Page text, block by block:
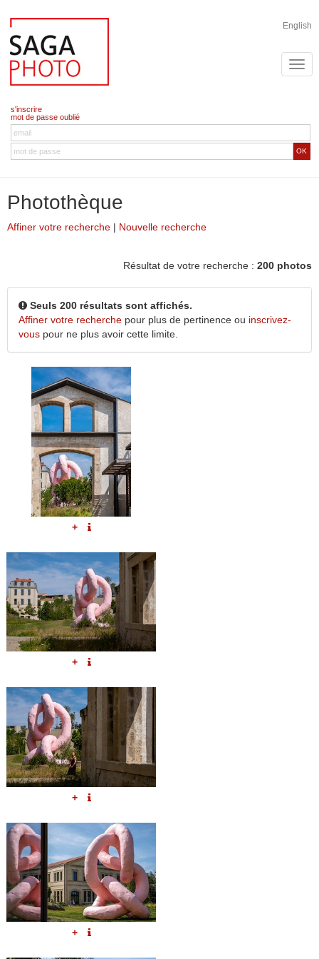
English
s'inscrire
mot de passe oublié
OK
Photothèque
Affiner votre recherche | Nouvelle recherche
Résultat de votre recherche : 200 photos
Seuls 200 résultats sont affichés.
Affiner votre recherche pour plus de pertinence ou inscrivez-
vous pour ne plus avoir cette limite.
+
+
+
+